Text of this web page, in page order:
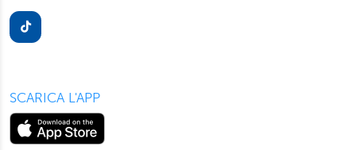
presente in ogni pagina del nostro sito. Per maggior
informazioni sul trattamento dei suoi dati visiti la nostra
SCARICA L'APP